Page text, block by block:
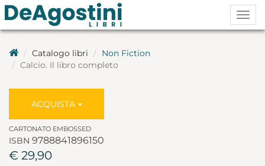
Catalogo libri
Non Fiction
Calcio. Il libro completo
ACQUISTA
CARTONATO EMBOSSED
ISBN 9788841896150
€ 29,90